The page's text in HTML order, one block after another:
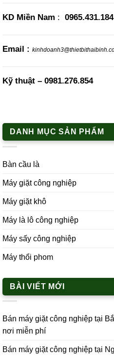
KD Miền Nam : 0965.431.184
Email :
Kỹ thuật – 0981.276.854
DANH MỤC SẢN PHẨM
Bàn cầu là
Máy giặt công nghiệp
Máy giặt khô
Máy là lô công nghiệp
Máy sấy công nghiệp
Máy thổi phom
BÀI VIẾT MỚI
Bán máy giặt công nghiệp tại
nơi miễn phí
Bán máy giặt công nghiệp tại